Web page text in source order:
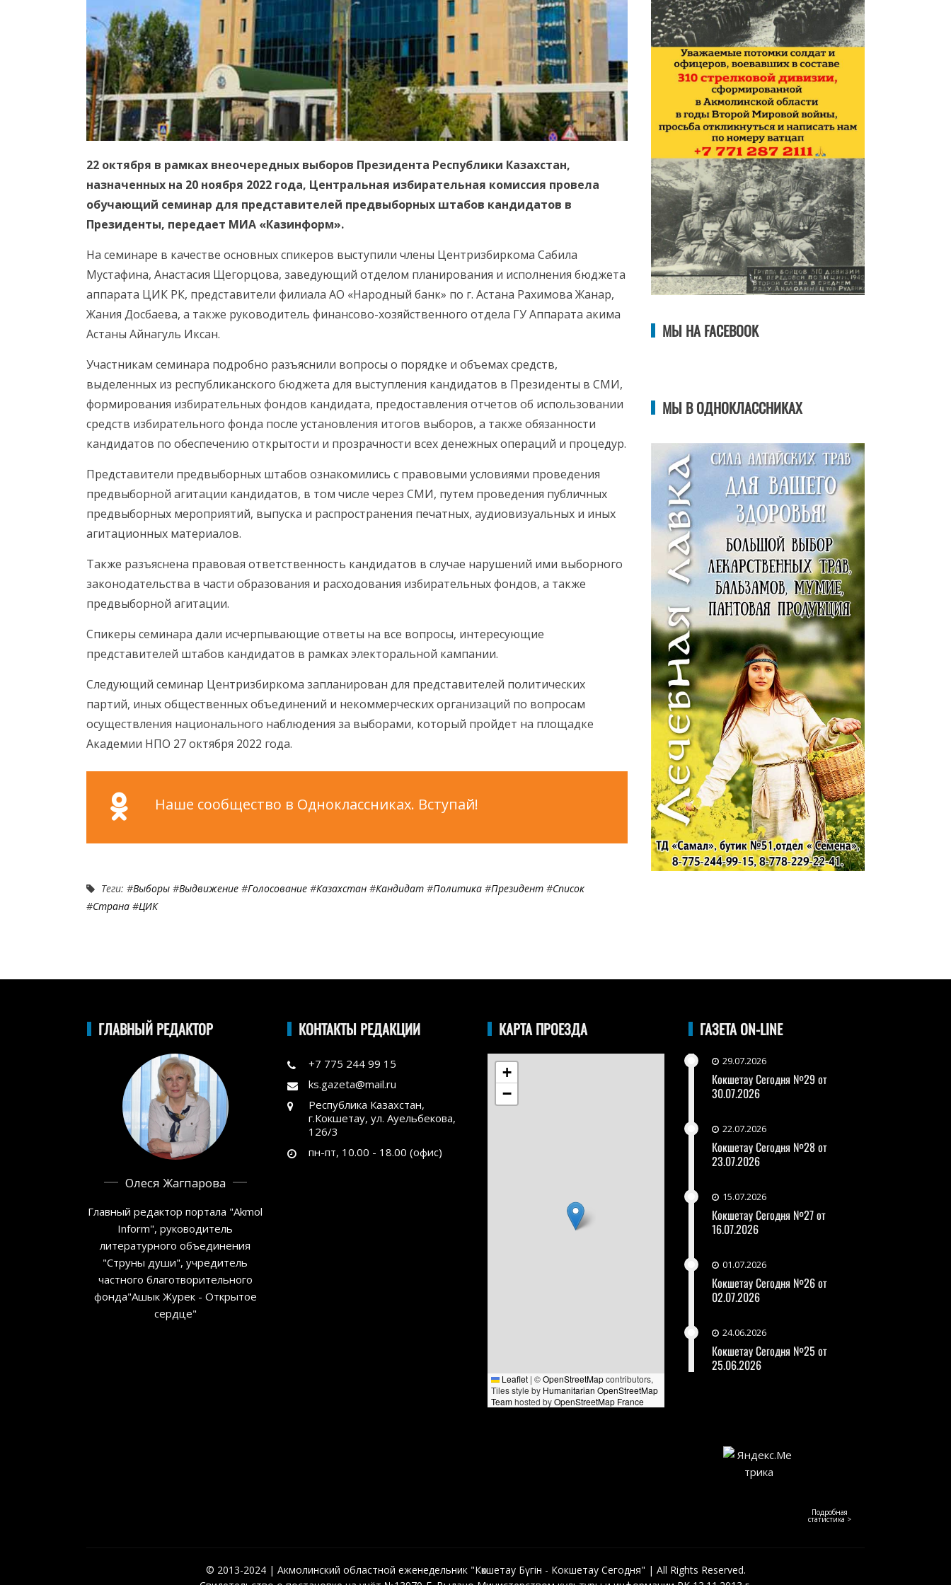
22 октября в рамках внеочередных выборов Президента Республики Казахстан,
назначенных на 20 ноября 2022 года, Центральная избирательная комиссия провела
обучающий семинар для представителей предвыборных штабов кандидатов в
Президенты, передает МИА «Казинформ».
На семинаре в качестве основных спикеров выступили члены Центризбиркома Сабила
Мустафина, Анастасия Щегорцова, заведующий отделом планирования и исполнения бюджета
аппарата ЦИК РК, представители филиала АО «Народный банк» по г. Астана Рахимова Жанар,
Жания Досбаева, а также руководитель финансово-хозяйственного отдела ГУ Аппарата акима
Астаны Айнагуль Иксан.
Участникам семинара подробно разъяснили вопросы о порядке и объемах средств,
выделенных из республиканского бюджета для выступления кандидатов в Президенты в СМИ,
формирования избирательных фондов кандидата, предоставления отчетов об использовании
средств избирательного фонда после установления итогов выборов, а также обязанности
кандидатов по обеспечению открытости и прозрачности всех денежных операций и процедур.
Представители предвыборных штабов ознакомились с правовыми условиями проведения
предвыборной агитации кандидатов, в том числе через СМИ, путем проведения публичных
предвыборных мероприятий, выпуска и распространения печатных, аудиовизуальных и иных
агитационных материалов.
Также разъяснена правовая ответственность кандидатов в случае нарушений ими выборного
законодательства в части образования и расходования избирательных фондов, а также
предвыборной агитации.
Спикеры семинара дали исчерпывающие ответы на все вопросы, интересующие
представителей штабов кандидатов в рамках электоральной кампании.
Следующий семинар Центризбиркома запланирован для представителей политических
партий, иных общественных объединений и некоммерческих организаций по вопросам
осуществления национального наблюдения за выборами, который пройдет на площадке
Академии НПО 27 октября 2022 года.
Наше сообщество в Одноклассниках. Вступай!
Теги: #Выборы #Выдвижение #Голосование #Казахстан #Кандидат #Политика #Президент #Список
#Страна #ЦИК
МЫ НА FACEBOOK
МЫ В ОДНОКЛАССНИКАХ
ГЛАВНЫЙ РЕДАКТОР
Олеся Жагпарова
Главный редактор портала "Akmol
Inform", руководитель
литературного объединения
"Струны души", учредитель
частного благотворительного
фонда"Ашык Журек - Открытое
сердце"
КОНТАКТЫ РЕДАКЦИИ
+7 775 244 99 15
ks.gazeta@mail.ru
Республика Казахстан,
г.Кокшетау, ул. Ауельбекова,
126/3
пн-пт, 10.00 - 18.00 (офис)
КАРТА ПРОЕЗДА
+
−
Leaflet | ©OpenStreetMapcontributors,
Tiles style by Humanitarian OpenStreetMap
Teamhosted byOpenStreetMap France
ГАЗЕТА ON-LINE
29.07.2026
Кокшетау Сегодня №29 от
30.07.2026
22.07.2026
Кокшетау Сегодня №28 от
23.07.2026
15.07.2026
Кокшетау Сегодня №27 от
16.07.2026
01.07.2026
Кокшетау Сегодня №26 от
02.07.2026
24.06.2026
Кокшетау Сегодня №25 от
25.06.2026
Подробная
статистика >
© 2013-2024 | Акмолинский областной еженедельник "Көкшетау Бүгін - Кокшетау Сегодня" | All Rights Reserved.